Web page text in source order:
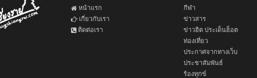
หน้าแรก
เกี่ยวกับเรา
ติดต่อเรา
กีฬา
ข่าวสาร
ข่าวฮิต ประเด็นฮ็อต
ท่องเที่ยว
ประกาศจากทางเว็บ
ประชาสัมพันธ์
ร้องทุกข์